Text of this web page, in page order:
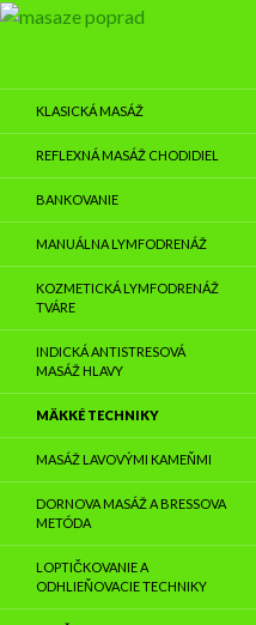
KLASICKÁ MASÁŽ
REFLEXNÁ MASÁŽ CHODIDIEL
BANKOVANIE
MANUÁLNA LYMFODRENÁŽ
KOZMETICKÁ LYMFODRENÁŽ
TVÁRE
INDICKÁ ANTISTRESOVÁ
MASÁŽ HLAVY
MÄKKÉ TECHNIKY
MASÁŽ LAVOVÝMI KAMEŇMI
DORNOVA MASÁŽ A BRESSOVA
METÓDA
LOPTIČKOVANIE A
ODHLIEŇOVACIE TECHNIKY